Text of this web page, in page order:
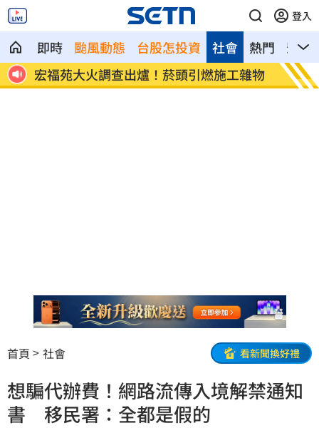
登入
即時 颱風動態 台股怎投資 熱門 影音
社會
！
宏福苑大火調查出爐！菸頭引燃施工雜物
定投
位！
首頁 社會 看新聞換好禮
想騙代辦費！網路流傳入境解禁通知
書 移民署：全都是假的